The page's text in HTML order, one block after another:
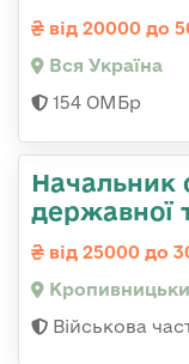
від 20000 до
Вся Україна
154 ОМБр
Начальник
державної
від 25000 до
Військова